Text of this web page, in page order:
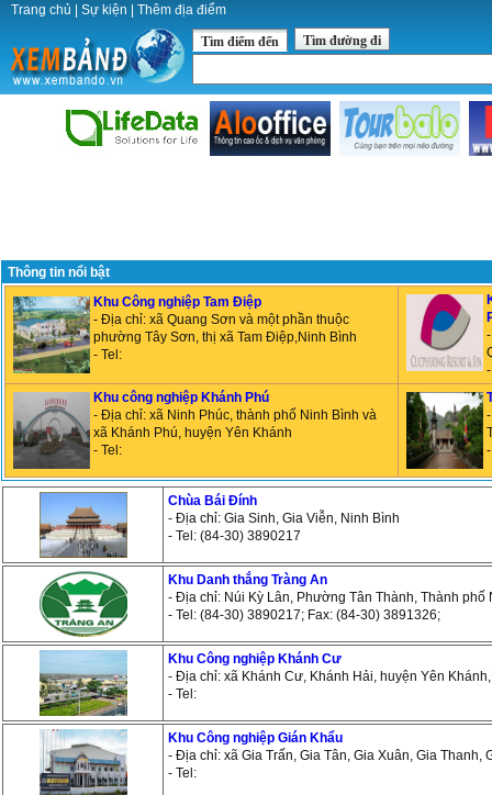
Trang chủ Sự kiện Thêm địa điểm
Tìm điểm đến Tìm đường đi
Thông tin nổi bật
Khu Công nghiệp Tam Điệp
- Địa chỉ: xã Quang Sơn và một phần thuộc
phường Tây Sơn, thị xã Tam Điệp,Ninh Bình
- Tel:
Khu công nghiệp Khánh Phú
- Địa chỉ: xã Ninh Phúc, thành phố Ninh Bình và
xã Khánh Phú, huyện Yên Khánh
- Tel:
Chùa Bái Đính
- Địa chỉ: Gia Sinh, Gia Viễn, Ninh Bình
- Tel: (84-30) 3890217
Khu Danh thắng Tràng An
- Địa chỉ: Núi Kỳ Lân, Phường Tân Thành, Thành phố
- Tel: (84-30) 3890217; Fax: (84-30) 3891326;
Khu Công nghiệp Khánh Cư
- Địa chỉ: xã Khánh Cư, Khánh Hải, huyện Yên
- Tel:
Khu Công nghiệp Gián Khẩu
- Địa chỉ: xã Gia Trấn, Gia Tân, Gia Xuân, Gia Thanh,
- Tel: